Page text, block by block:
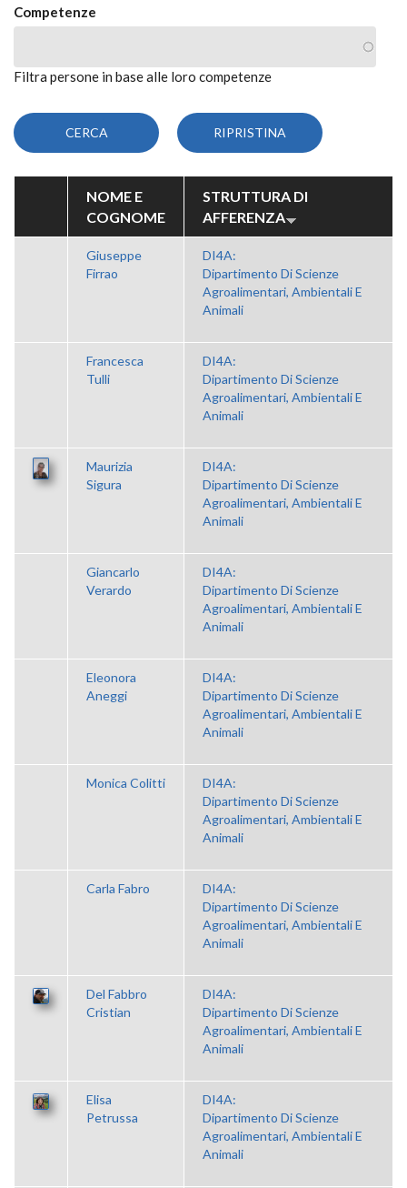
Competenze
Filtra persone in base alle loro competenze
NOME E
COGNOME
STRUTTURA DI
AFFERENZA
Giuseppe
Firrao
DI4A:
Dipartimento Di Scienze
Agroalimentari, Ambientali E
Animali
Francesca
Tulli
DI4A:
Dipartimento Di Scienze
Agroalimentari, Ambientali E
Animali
Maurizia
Sigura
DI4A:
Dipartimento Di Scienze
Agroalimentari, Ambientali E
Animali
Giancarlo
Verardo
DI4A:
Dipartimento Di Scienze
Agroalimentari, Ambientali E
Animali
Eleonora
Aneggi
DI4A:
Dipartimento Di Scienze
Agroalimentari, Ambientali E
Animali
Monica Colitti
DI4A:
Dipartimento Di Scienze
Agroalimentari, Ambientali E
Animali
Carla Fabro
DI4A:
Dipartimento Di Scienze
Agroalimentari, Ambientali E
Animali
Del Fabbro
Cristian
DI4A:
Dipartimento Di Scienze
Agroalimentari, Ambientali E
Animali
Elisa
Petrussa
DI4A:
Dipartimento Di Scienze
Agroalimentari, Ambientali E
Animali